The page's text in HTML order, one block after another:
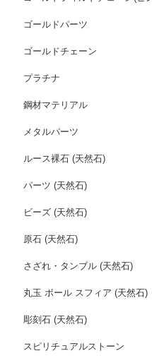
ゴールドパーツ
ゴールドチェーン
プラチナ
鋼材マテリアル
メタルパーツ
ルース裸石 (天然石)
パーツ (天然石)
ビーズ (天然石)
原石 (天然石)
さざれ・タンブル (天然石)
丸玉 ボール スフィア (天然石)
彫刻石 (天然石)
スピリチュアルストーン